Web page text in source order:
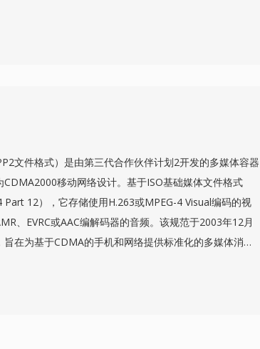
用。来自Sony、Panasonic、Canon及其他制造商的消费
小之间提供了有效平衡，可在常见的SD和SDHC存储卡
辑时间线，但某些工作流会受益于转码为编辑优化格式以
的实时性能。
文件格式）是由第三代合作伙伴计划2开发的多媒体容器
CDMA2000移动网络设计。基于ISO基础媒体文件格式
Part 12），它存储使用H.263或MPEG-4 Visual编码的视
、EVRC或AAC编解码器的音频。该规范于2003年12月
旨在为基于CDMA的手机和网络提供标准化的多媒体消息
播放方式。3G2文件专为极低带宽条件设计，能在仅30-60